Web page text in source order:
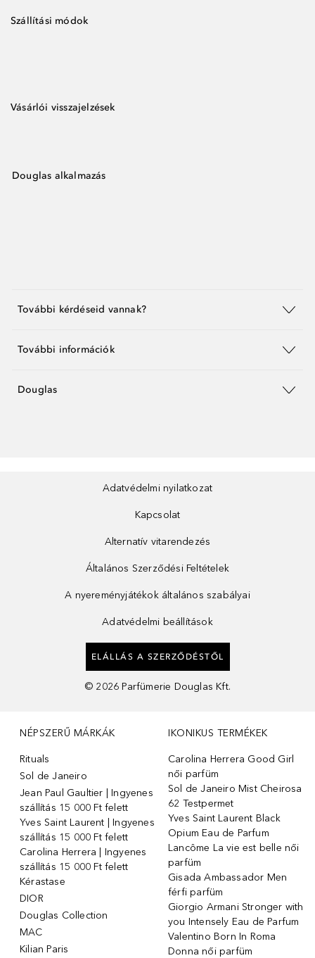
Szállítási módok
Vásárlói visszajelzések
Douglas alkalmazás
További kérdéseid vannak?
További információk
Douglas
Adatvédelmi nyilatkozat
Kapcsolat
Alternatív vitarendezés
Általános Szerződési Feltételek
A nyereményjátékok általános szabályai
Adatvédelmi beállítások
ELÁLLÁS A SZERZŐDÉSTŐL
© 2026 Parfümerie Douglas Kft.
NÉPSZERŰ MÁRKÁK
Rituals
Sol de Janeiro
Jean Paul Gaultier | Ingyenes
szállítás 15 000 Ft felett
Yves Saint Laurent | Ingyenes
szállítás 15 000 Ft felett
Carolina Herrera | Ingyenes
szállítás 15 000 Ft felett
Kérastase
DIOR
Douglas Collection
MAC
Kilian Paris
IKONIKUS TERMÉKEK
Carolina Herrera Good Girl
női parfüm
Sol de Janeiro Mist Cheirosa
62 Testpermet
Yves Saint Laurent Black
Opium Eau de Parfum
Lancôme La vie est belle női
parfüm
Gisada Ambassador Men
férfi parfüm
Giorgio Armani Stronger with
you Intensely Eau de Parfum
Valentino Born In Roma
Donna női parfüm